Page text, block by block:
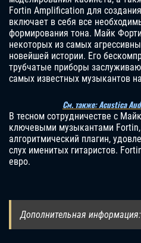
Fortin Amplification для
включает в себя все
формирования тона. Майк
некоторых из самых
новейшей истории. Его
трубчатые приборы
самых известных музыкантов
См. также: Acustica
В тесном сотрудничестве с
ключевыми музыкантами
алгоритмический плагин,
слух именитых гитаристов.
евро.
Дополнительная информация: